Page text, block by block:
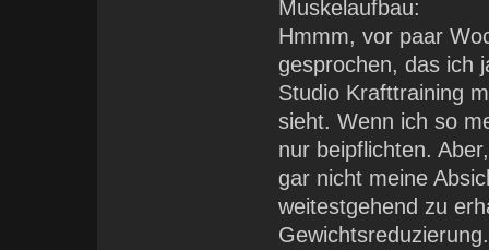
Muskelaufbau:
Hmmm, vor paar
gesprochen, das ich
Studio Krafttraining
sieht. Wenn ich so
nur beipflichten.
gar nicht meine
weitestgehend zu